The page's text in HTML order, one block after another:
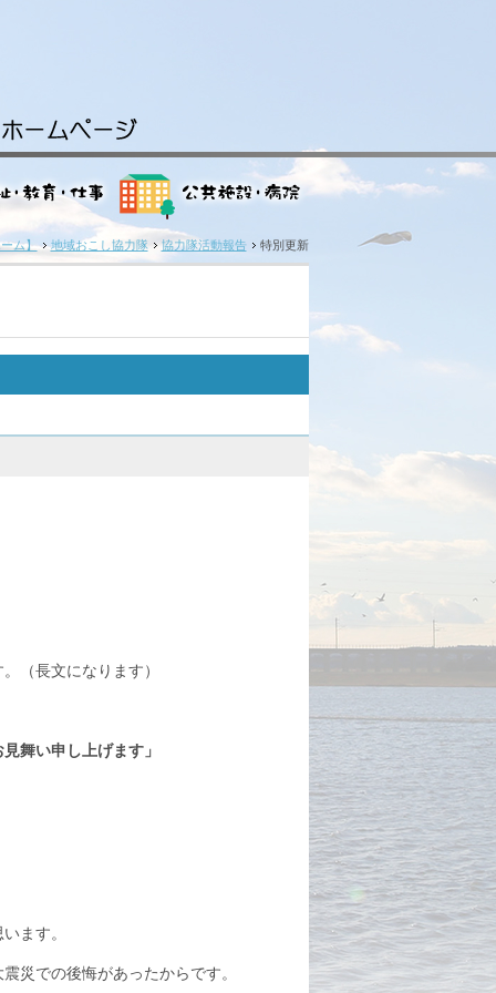
ム】 地域おこし協力隊 協力隊活動報告 特別更新
（長文になります）
い申し上げます」
ます。
災での後悔があったからです。